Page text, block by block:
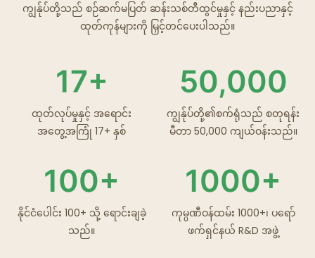
ကျွန်ုပ်တို့သည် စဉ်ဆက်မပြတ် ဆန်းသစ်တီထွင်မှုနှင့် နည်းပညာနှင့်
ထုတ်ကုန်များကို မြှင့်တင်ပေးပါသည်။
17+
ထုတ်လုပ်မှုနှင့် အရောင်း
အတွေ့အကြုံ 17+ နှစ်
50,000
ကျွန်ုပ်တို့၏စက်ရုံသည် စတုရန်း
မီတာ 50,000 ကျယ်ဝန်းသည်။
100+
နိုင်ငံပေါင်း 100+ သို့ ရောင်းချခဲ့
သည်။
1000+
ကုမ္ပဏီဝန်ထမ်း 1000+၊ ပရော်
ဖက်ရှင်နယ် R&D အဖွဲ့